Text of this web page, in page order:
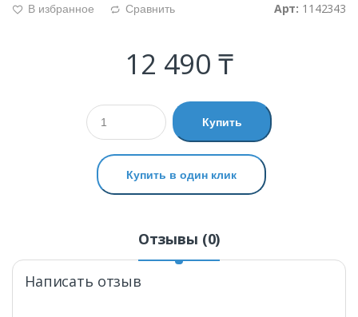
Арт: 1142343
g В избранное d Сравнить
12 490 ₸
Купить
Купить в один клик
Отзывы (0)
Написать отзыв